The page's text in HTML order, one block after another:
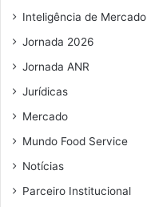
Inteligência de Mercado
Jornada 2026
Jornada ANR
Jurídicas
Mercado
Mundo Food Service
Notícias
Parceiro Institucional